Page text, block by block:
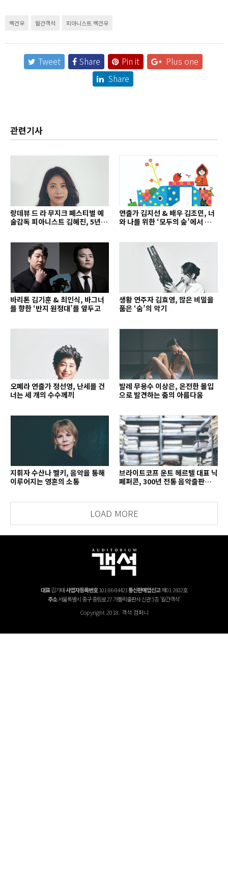
백건우 월간객석 피아니스트 백건우
Tweet Share Pin it
Plus one
Share
관련기사
랑데뷰 드 라 무지크 페스티벌 예
술감독 피아니스트 김혜진, 5년간
연출가 김지선 & 배우 김조민, 너
와 나를 위한 ‘모두의 숲’에서 만나
바리톤 김기훈 & 최인식, 바그너
를 향한 ‘반지 원정대’를 앞두고
생황 연주자 김효영, 많은 비밀을
품은 ‘숨’의 악기
오페라 연출가 정선영, 난세를 건
너는 세 개의 수수께끼
발레 무용수 이상은, 온전한 몰입
으로 발견하는 춤의 아름다움
지휘자 수산나 멜키, 음악을 통해
이루어지는 영혼의 소통
브라이트코프 운트 헤르텔 대표 닉
페퍼콘, 300년 전통 음악출판사의
LOAD MORE
대표김기태사업자등록번호101-86-84423통신판매업신고제01-2602호
주소서울특별시 중구 중림로 27 가톨릭출판사 신관 5층 '월간객석'
Copyright 2018. 객석 컴퍼니